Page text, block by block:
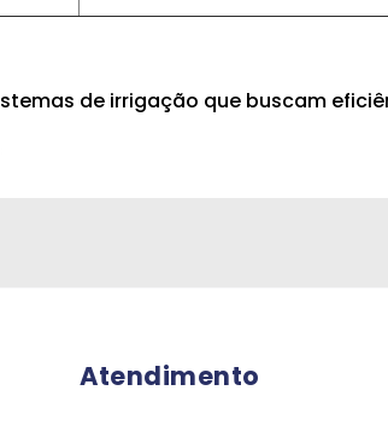
de irrigação que buscam
Atendimento